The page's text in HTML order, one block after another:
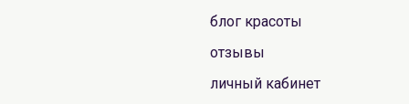
блог красоты
отзывы
личный кабинет